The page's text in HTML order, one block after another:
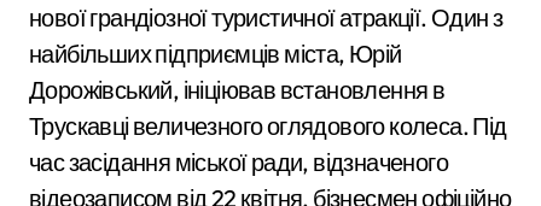
нової грандіозної туристичної атракції. Один з
найбільших підприємців міста, Юрій
Дорожівський, ініціював встановлення в
Трускавці величезного оглядового колеса. Під
час засідання міської ради, відзначеного
відеозаписом від 22 квітня, бізнесмен офіційно